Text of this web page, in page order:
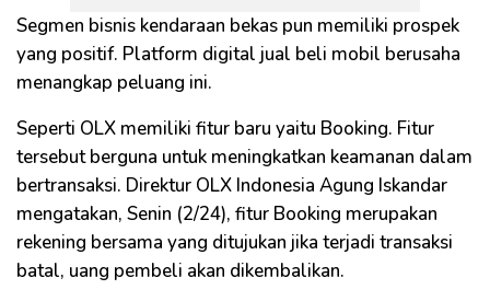
Segmen bisnis kendaraan bekas pun memiliki prospek
yang positif. Platform digital jual beli mobil berusaha
menangkap peluang ini.
Seperti OLX memiliki fitur baru yaitu Booking. Fitur
tersebut berguna untuk meningkatkan keamanan dalam
bertransaksi. Direktur OLX Indonesia Agung Iskandar
mengatakan, Senin (2/24), fitur Booking merupakan
rekening bersama yang ditujukan jika terjadi transaksi
batal, uang pembeli akan dikembalikan.